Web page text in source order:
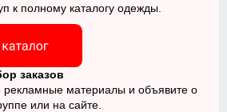
к полному каталогу одежды.
заказов
рекламные материалы и объявите о
или на сайте.